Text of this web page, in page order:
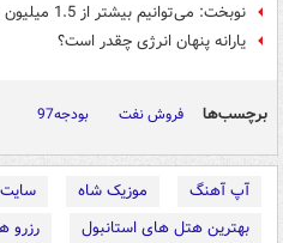
نوبخت: می‌توانیم بیشتر از 1.5 میلیون بشکه نفت بفروشیم
یارانه پنهان انرژی چقدر است؟
برچسب‌ها فروش نفت بودجه97
آپ آهنگ موزیک شاه
سایت
بهترین هتل های استانبول
رزرو